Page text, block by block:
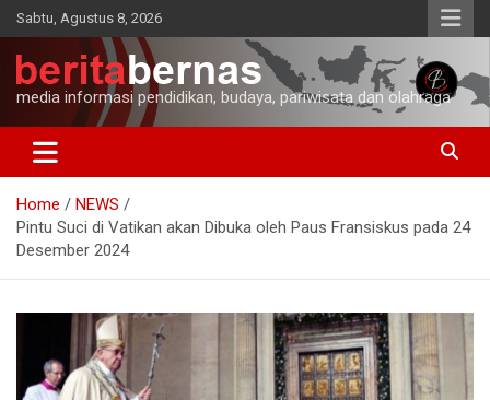
Skip
to
content
Sabtu, Agustus 8, 2026
media informasi pendidikan, budaya, pariwisata dan olahraga
Home
NEWS
Pintu Suci di Vatikan akan Dibuka oleh Paus Fransiskus pada 24
Desember 2024